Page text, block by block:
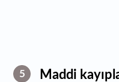
5
Maddi